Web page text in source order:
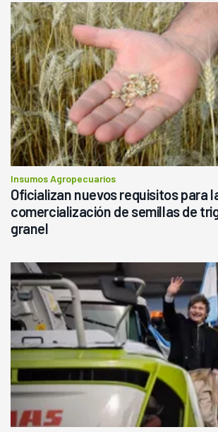
Insumos Agropecuarios
Oficializan nuevos requisitos para
comercialización de semillas de
granel